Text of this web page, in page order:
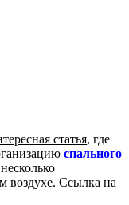
статья, где
спального
воздухе. Ссылка на